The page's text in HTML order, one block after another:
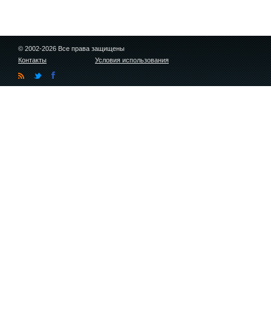
© 2002-2026 Все права защищены
Контакты
Условия использования